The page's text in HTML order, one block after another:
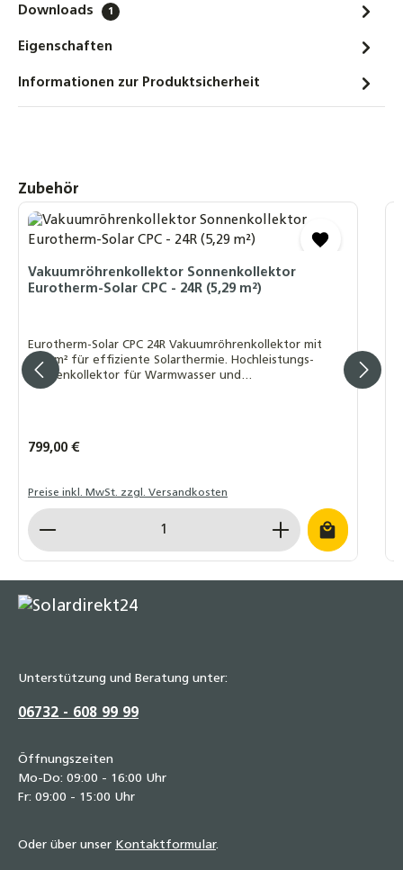
Korrosion & Energieverlust
Coracon HE 6 Korrosionsschutz
Solarthermie – 230 V, 27 l/h, für Glykol
geeignet, Kanisteranschluss DIN 61
274,90 €
Gardena Einfüllpumpe für Solaranlagen
Heizunganlagen Befüllpumpe für
54,90 €
Refraktometer-Set Bestimmung des
14,90 €
Downloads 1
Eigenschaften
Informationen zur Produktsicherheit
Produktgalerie überspringen
Zubehör
Vakuumröhrenkollektor Sonnenkollektor
Eurotherm-Solar CPC - 24R (5,29 m²)
Eurotherm-Solar CPC 24R Vakuumröhrenkollektor mit
5,29 m² für effiziente Solarthermie. Hochleistungs-
Sonnenkollektor für Warmwasser und
Heizungsunterstützung.
Regulärer Preis:
799,00 €
Preise inkl. MwSt. zzgl. Versandkosten
Produkt Anzahl: Gib den gewünschten Wert
Unterstützung und Beratung unter:
06732 - 608 99 99
Öffnungszeiten
Mo-Do: 09:00 - 16:00 Uhr
Fr: 09:00 - 15:00 Uhr
Oder über unser Kontaktformular.